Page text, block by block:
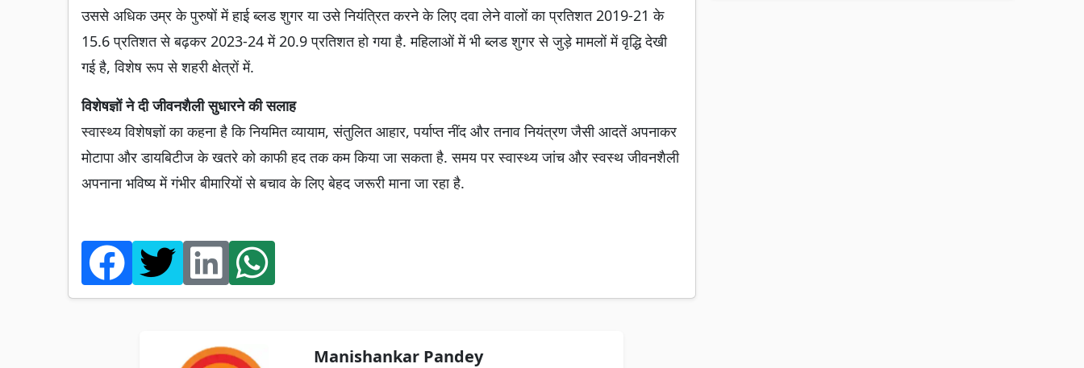
उससे अधिक उम्र के पुरुषों में हाई ब्लड शुगर या उसे नियंत्रित करने के लिए दवा लेने वालों का प्रतिशत 2019-21 के
15.6 प्रतिशत से बढ़कर 2023-24 में 20.9 प्रतिशत हो गया है. महिलाओं में भी ब्लड शुगर से जुड़े मामलों में वृद्धि देखी
गई है, विशेष रूप से शहरी क्षेत्रों में.
विशेषज्ञों ने दी जीवनशैली सुधारने की सलाह
स्वास्थ्य विशेषज्ञों का कहना है कि नियमित व्यायाम, संतुलित आहार, पर्याप्त नींद और तनाव नियंत्रण जैसी आदतें अपनाकर
मोटापा और डायबिटीज के खतरे को काफी हद तक कम किया जा सकता है. समय पर स्वास्थ्य जांच और स्वस्थ जीवनशैली
अपनाना भविष्य में गंभीर बीमारियों से बचाव के लिए बेहद जरूरी माना जा रहा है.
Manishankar Pandey